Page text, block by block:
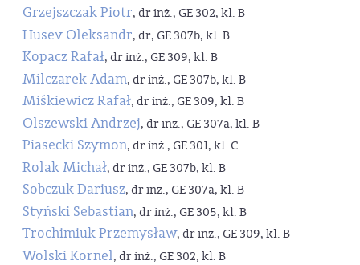
Grzejszczak Piotr, dr inż., GE 302, kl. B
Husev Oleksandr, dr, GE 307b, kl. B
Kopacz Rafał, dr inż., GE 309, kl. B
Milczarek Adam, dr inż., GE 307b, kl. B
Miśkiewicz Rafał, dr inż., GE 309, kl. B
Olszewski Andrzej, dr inż., GE 307a, kl. B
Piasecki Szymon, dr inż., GE 301, kl. C
Rolak Michał, dr inż., GE 307b, kl. B
Sobczuk Dariusz, dr inż., GE 307a, kl. B
Styński Sebastian, dr inż., GE 305, kl. B
Trochimiuk Przemysław, dr inż., GE 309, kl. B
Wolski Kornel, dr inż., GE 302, kl. B